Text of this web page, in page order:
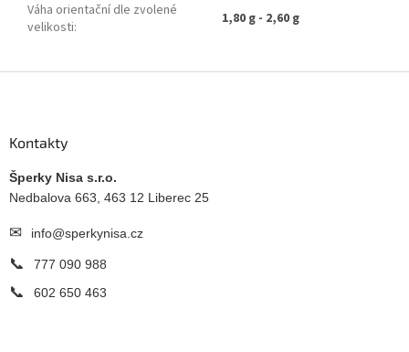
Váha orientační dle zvolené
velikosti: 1,80 g - 2,60 g
Kontakty
Šperky Nisa s.r.o.
Nedbalova 663, 463 12 Liberec 25
✉ info@sperkynisa.cz
📞 777 090 988
📞 602 650 463